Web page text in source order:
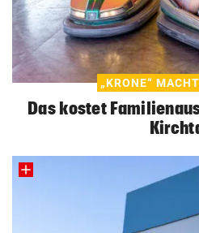
„KRONE“
Das kostet